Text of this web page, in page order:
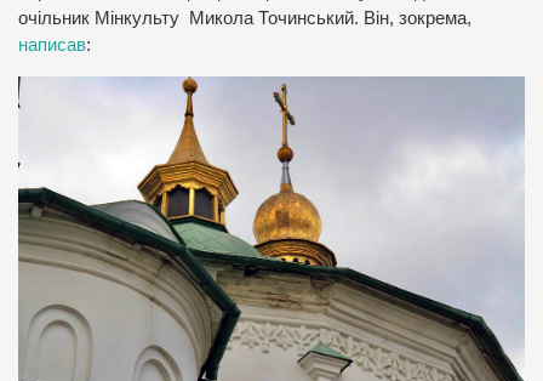
очільник Мінкульту Микола Точинський. Він, зокрема,
написав: